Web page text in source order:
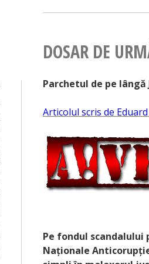
DOSAR DE
Parchetul de pe
Articolul scris de
Pe fondul
Naționale